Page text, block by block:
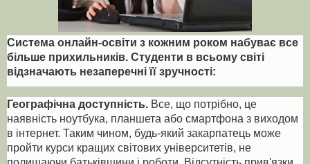
Система онлайн-освіти з кожним роком набуває все
більше прихильників. Студенти в всьому світі
відзначають незаперечні її зручності:
Географічна доступність. Все, що потрібно, це
наявність ноутбука, планшета або смартфона з виходом
в інтернет. Таким чином, будь-який закарпатець може
пройти курси кращих світових університетів, не